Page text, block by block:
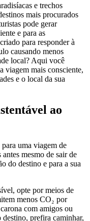
e trechos
mais procurados
pode gerar
e para as
para responder à
causando menos
local? Aqui você
viagem mais consciente,
e o local da sua
ao
uma viagem de
mesmo de sair de
do destino e para a sua
opte por meios de
menos CO₂ por
com amigos ou
prefira caminhar,